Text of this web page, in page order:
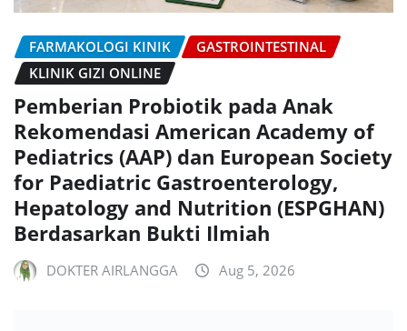
FARMAKOLOGI KINIK
GASTROINTESTINAL
KLINIK GIZI ONLINE
Pemberian Probiotik pada Anak
Rekomendasi American Academy of
Pediatrics (AAP) dan European Society
for Paediatric Gastroenterology,
Hepatology and Nutrition (ESPGHAN)
Berdasarkan Bukti Ilmiah
DOKTER AIRLANGGA Aug 5, 2026